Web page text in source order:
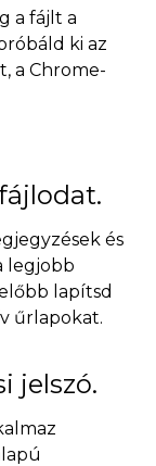
a fájlt a
ki az
a Chrome-
és
legjobb
lapítsd
űrlapokat.
jelszó.